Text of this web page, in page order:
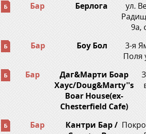
Бар
Берлога
ул.
9а,
Бар
Боу Бол
3-я
Поля
Бар
Даг&Марти Боар
Хаус/Doug&Marty''s
Boar House(ex-
Chesterfield Cafe)
Бар
Кантри Бар /